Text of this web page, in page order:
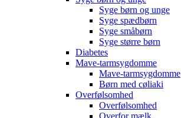
Syge børn og unge
Syge spædbørn
Syge småbørn
Syge større børn
Diabetes
Mave-tarmsygdomme
Mave-tarmsygdomme
Børn med cøliaki
Overfølsomhed
Overfølsomhed
Overfor mælk